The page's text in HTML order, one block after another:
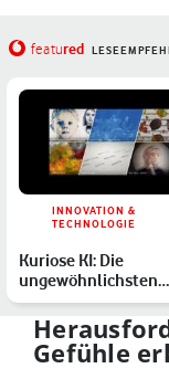
featured
INNOVATION &
TECHNOLOGIE
Kuriose KI: Die
ungewöhnlichsten
Anwendungen für
künstliche Intel…
Gefühle